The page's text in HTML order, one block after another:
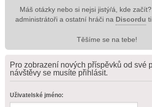
Máš otázky nebo si nejsi jistý/á, kde
administrátoři a ostatní hráči na Discordu
Těšíme se na tebe!
Pro zobrazení nových příspěvků od své
návštěvy se musíte přihlásit.
Uživatelské jméno: